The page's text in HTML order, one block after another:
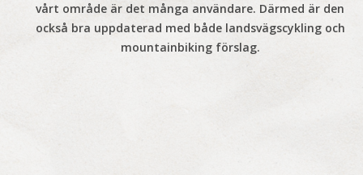
vårt område är det många användare. Därmed är den
också bra uppdaterad med både landsvägscykling och
mountainbiking förslag.